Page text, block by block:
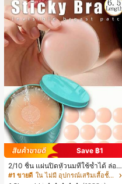
Save ฿1
2/10 ชิ้น แผ่นปิดหัวนมที่ใช้ซ้ำได้ ล่องห
น ไร้รอยต่อ & ไม่ลื่น เหมาะสำหรับโอก
าสต่างๆ สิ่งจำเป็นสำหรับฤดูร้อน
#1 ขายดี
ใน ไม่มี อุปกรณ์เสริมเสื้อชั้นในผู้หญิง